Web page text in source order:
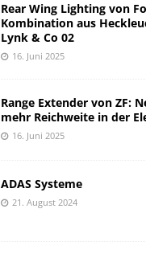
Rear Wing Lighting von
Kombination aus
Lynk & Co 02
16. Juni 2025
Range Extender von ZF:
mehr Reichweite in der
16. Juni 2025
ADAS Systeme
21. August 2024